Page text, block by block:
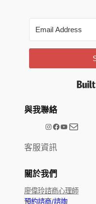
與我聯絡
@meetype.tw Facebook YouTube 電子郵件
客服資訊
關於我們
廖偉玲諮商心理師
預約諮商/諮詢